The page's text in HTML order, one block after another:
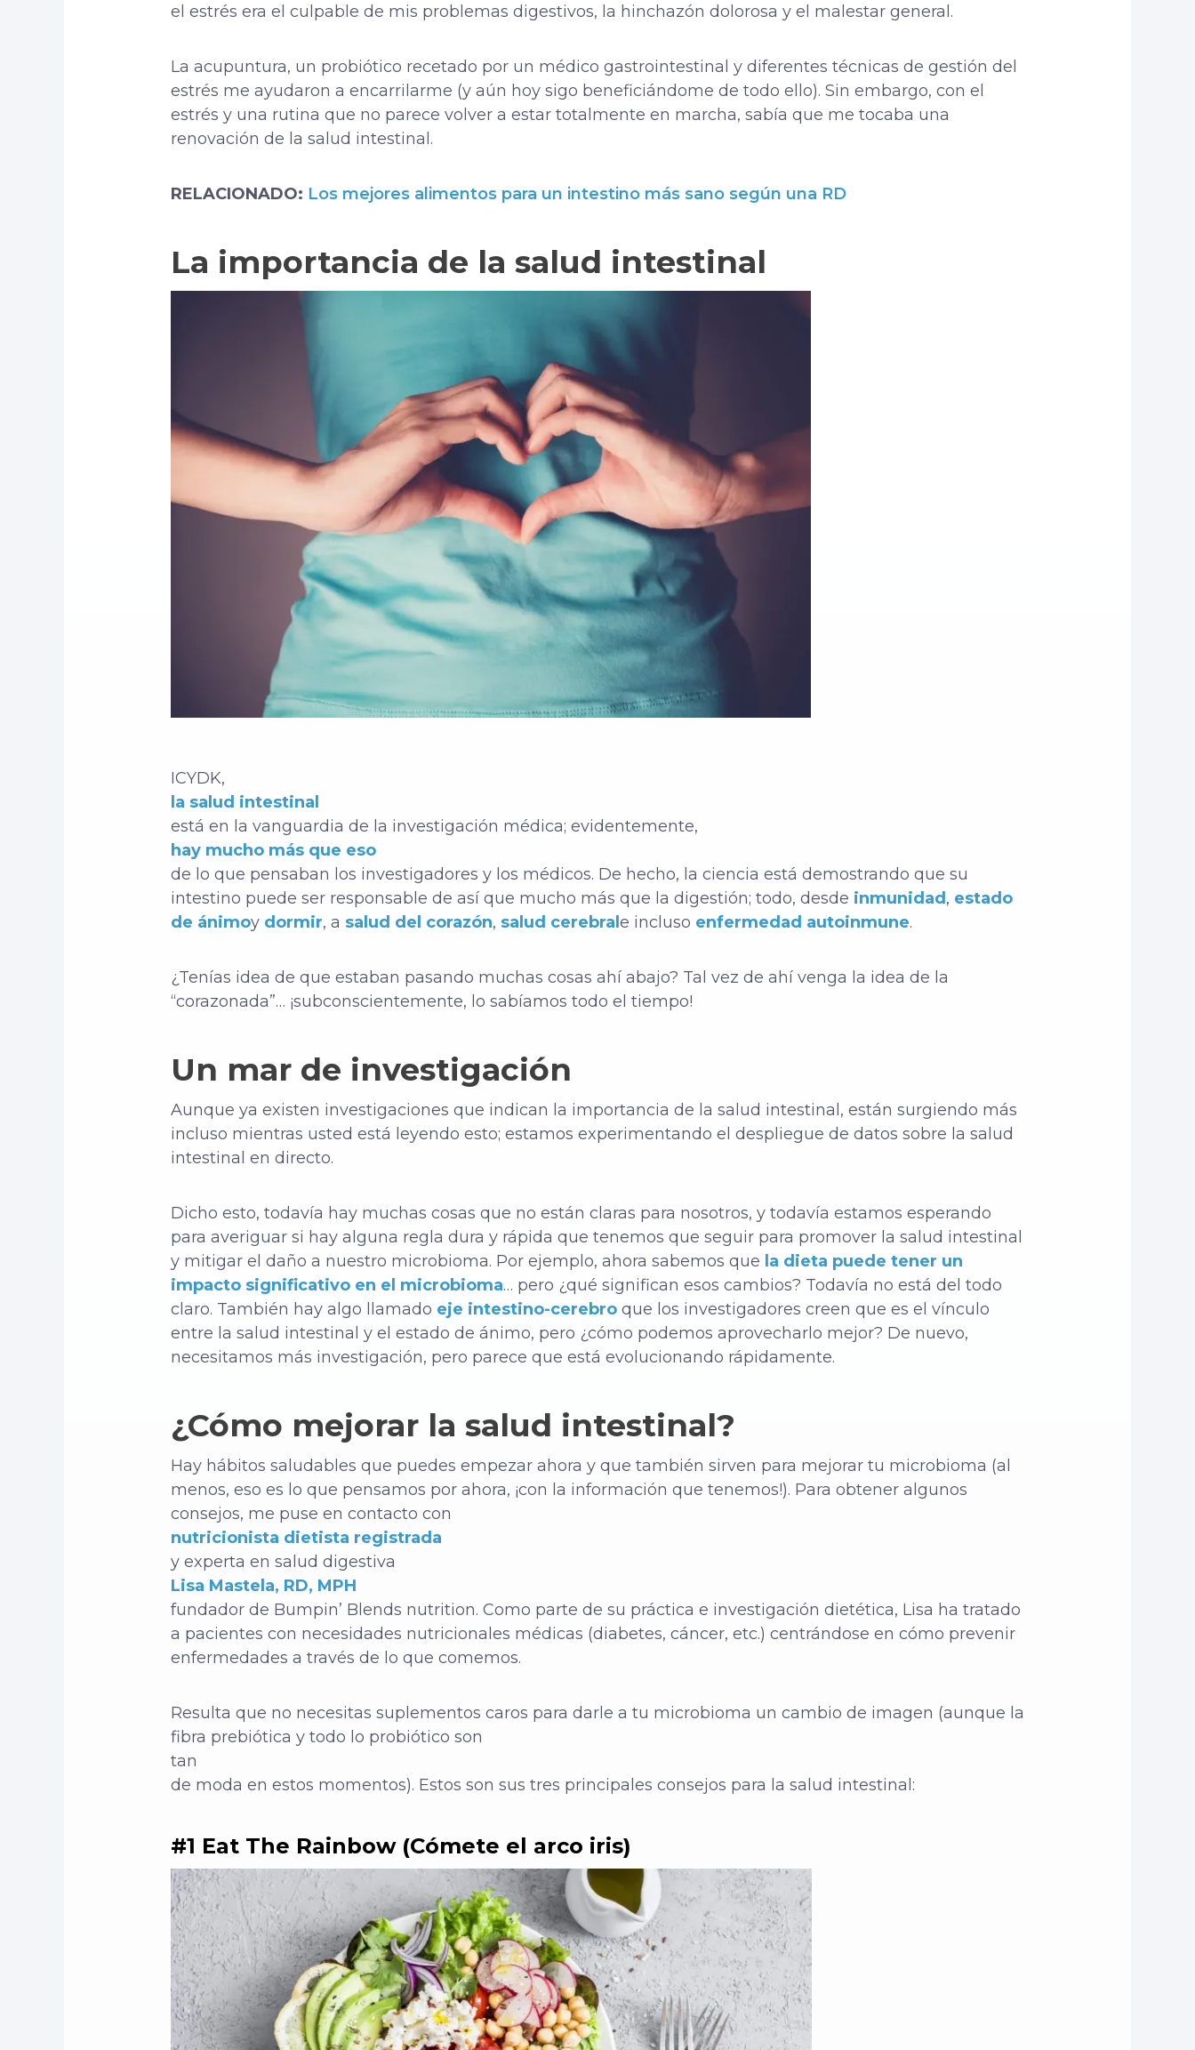
el estrés era el culpable de mis problemas digestivos, la hinchazón dolorosa y el malestar general.
La acupuntura, un probiótico recetado por un médico gastrointestinal y diferentes técnicas de gestión del
estrés me ayudaron a encarrilarme (y aún hoy sigo beneficiándome de todo ello). Sin embargo, con el
estrés y una rutina que no parece volver a estar totalmente en marcha, sabía que me tocaba una
renovación de la salud intestinal.
RELACIONADO: Los mejores alimentos para un intestino más sano según una RD
La importancia de la salud intestinal
ICYDK,
la salud intestinal
está en la vanguardia de la investigación médica; evidentemente,
hay mucho más que eso
de lo que pensaban los investigadores y los médicos. De hecho, la ciencia está demostrando que su
intestino puede ser responsable de así que mucho más que la digestión; todo, desde inmunidad , estado
de ánimoy dormir, a salud del corazón, salud cerebral e incluso enfermedad autoinmune.
¿Tenías idea de que estaban pasando muchas cosas ahí abajo? Tal vez de ahí venga la idea de la
“corazonada”… ¡subconscientemente, lo sabíamos todo el tiempo!
Un mar de investigación
Aunque ya existen investigaciones que indican la importancia de la salud intestinal, están surgiendo más
incluso mientras usted está leyendo esto; estamos experimentando el despliegue de datos sobre la salud
intestinal en directo.
Dicho esto, todavía hay muchas cosas que no están claras para nosotros, y todavía estamos esperando
para averiguar si hay alguna regla dura y rápida que tenemos que seguir para promover la salud intestinal
y mitigar el daño a nuestro microbioma. Por ejemplo, ahora sabemos que la dieta puede tener un
impacto significativo en el microbioma… pero ¿qué significan esos cambios? Todavía no está del todo
claro. También hay algo llamado eje intestino-cerebro que los investigadores creen que es el vínculo
entre la salud intestinal y el estado de ánimo, pero ¿cómo podemos aprovecharlo mejor? De nuevo,
necesitamos más investigación, pero parece que está evolucionando rápidamente.
¿Cómo mejorar la salud intestinal?
Hay hábitos saludables que puedes empezar ahora y que también sirven para mejorar tu microbioma (al
menos, eso es lo que pensamos por ahora, ¡con la información que tenemos!). Para obtener algunos
consejos, me puse en contacto con
nutricionista dietista registrada
y experta en salud digestiva
Lisa Mastela, RD, MPH
fundador de Bumpin’ Blends nutrition. Como parte de su práctica e investigación dietética, Lisa ha tratado
a pacientes con necesidades nutricionales médicas (diabetes, cáncer, etc.) centrándose en cómo prevenir
enfermedades a través de lo que comemos.
Resulta que no necesitas suplementos caros para darle a tu microbioma un cambio de imagen (aunque la
fibra prebiótica y todo lo probiótico son
tan
de moda en estos momentos). Estos son sus tres principales consejos para la salud intestinal:
#1 Eat The Rainbow (Cómete el arco iris)